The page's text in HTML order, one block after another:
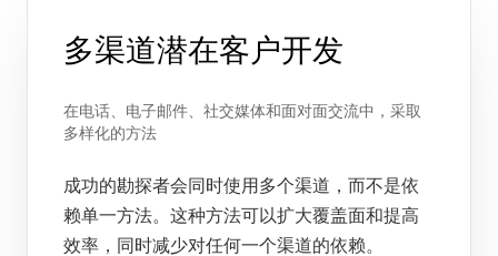
多渠道潜在客户开发
在电话、电子邮件、社交媒体和面对面交流中，采取
多样化的方法
成功的勘探者会同时使用多个渠道，而不是依
赖单一方法。这种方法可以扩大覆盖面和提高
效率，同时减少对任何一个渠道的依赖。